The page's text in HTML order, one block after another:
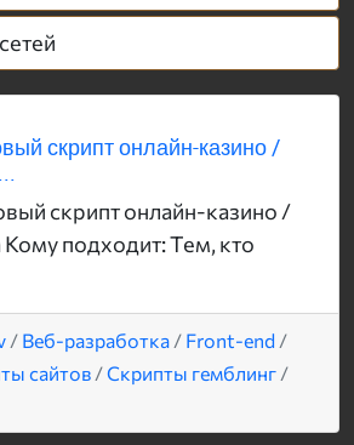
скрипт онлайн-казино /
скрипт онлайн-казино /
Кому подходит: Тем, кто
/ Веб-разработка / Front-end /
сайтов /Скрипты гемблинг /